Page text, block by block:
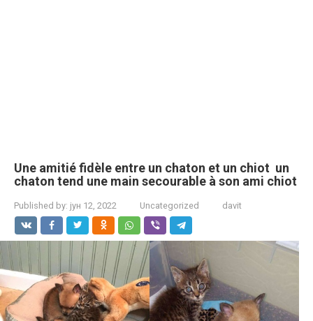
Une amitié fidèle entre un chaton et un chiot un
chaton tend une main secourable à son ami chiot
Published by: јун 12, 2022 Uncategorized davit